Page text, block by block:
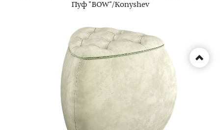
Пуф "BOW"/Konyshev